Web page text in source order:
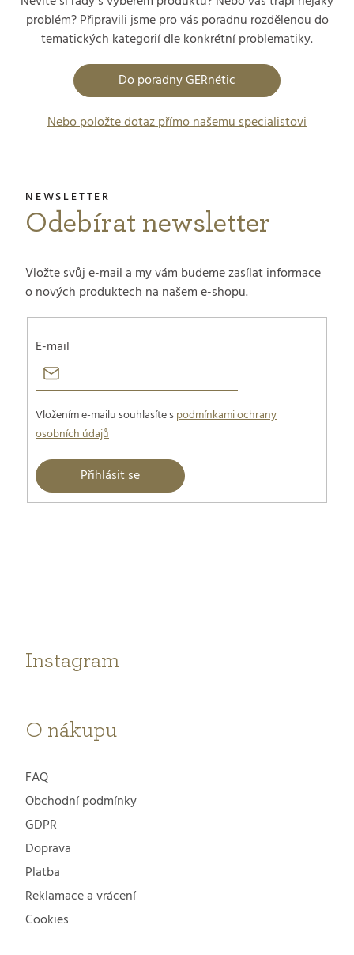
problém? Připravili jsme pro vás poradnu rozdělenou do
tematických kategorií dle konkrétní problematiky.
Do poradny GERnétic
Nebo položte dotaz přímo našemu specialistovi
Odebírat newsletter
Vložte svůj e-mail a my vám budeme zasílat informace
o nových produktech na našem e-shopu.
E-mail
Vložením e-mailu souhlasíte spodmínkami ochrany
osobních údajů
Přihlásit se
Instagram
O nákupu
FAQ
Obchodní podmínky
GDPR
Doprava
Platba
Reklamace a vrácení
Cookies